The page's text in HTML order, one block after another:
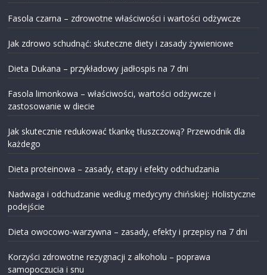
Fasola czarna – zdrowotne właściwości i wartości odżywcze
Jak zdrowo schudnąć: skuteczne diety i zasady żywieniowe
Dieta Dukana – przykładowy jadłospis na 7 dni
Fasola limonkowa – właściwości, wartości odżywcze i
zastosowanie w diecie
Jak skutecznie redukować tkankę tłuszczową? Przewodnik dla
każdego
Dieta proteinowa – zasady, etapy i efekty odchudzania
Nadwaga i odchudzanie według medycyny chińskiej: Holistyczne
podejście
Dieta owocowo-warzywna – zasady, efekty i przepisy na 7 dni
Korzyści zdrowotne rezygnacji z alkoholu – poprawa
samopoczucia i snu